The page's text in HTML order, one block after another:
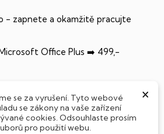
- zapnete a okamžitě pracujte
Office Plus ➡️ 499,-
PRODUKTU
×
se za vyrušení. Tyto webové
se zákony na vaše zařízení
cookies. Odsouhlaste prosím
pro použití webu.